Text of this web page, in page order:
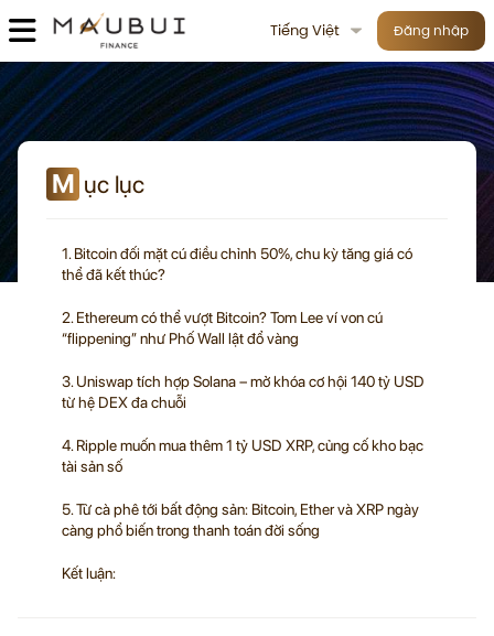
Tiếng Việt Đăng nhập
M ục lục
1. Bitcoin đối mặt cú điều chỉnh 50%, chu kỳ tăng giá có
thể đã kết thúc?
2. Ethereum có thể vượt Bitcoin? Tom Lee ví von cú
“flippening” như Phố Wall lật đổ vàng
3. Uniswap tích hợp Solana – mở khóa cơ hội 140 tỷ USD
từ hệ DEX đa chuỗi
4. Ripple muốn mua thêm 1 tỷ USD XRP, củng cố kho bạc
tài sản số
5. Từ cà phê tới bất động sản: Bitcoin, Ether và XRP ngày
càng phổ biến trong thanh toán đời sống
Kết luận: